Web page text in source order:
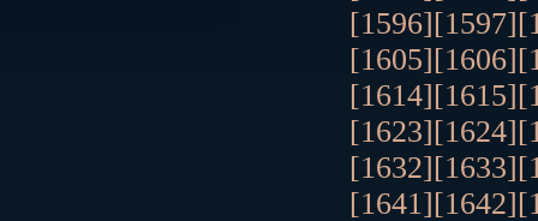
[1596][1597]
[1605][1606]
[1614][1615]
[1623][1624]
[1632][1633]
[1641][1642]